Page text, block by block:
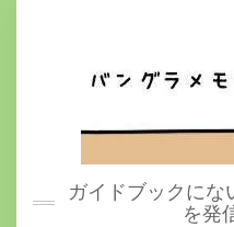
ガイドブックにな
を発